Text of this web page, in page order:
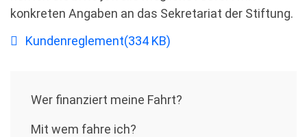
konkreten Angaben an das Sekretariat der Stiftung.
pdf
Kundenreglement(334 KB)
Wer ﬁnanziert meine Fahrt?
Mit wem fahre ich?